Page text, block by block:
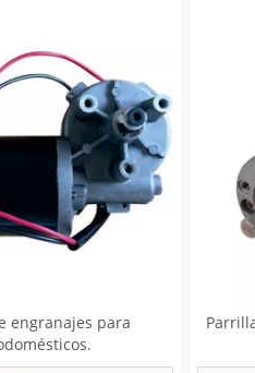
engranajes para